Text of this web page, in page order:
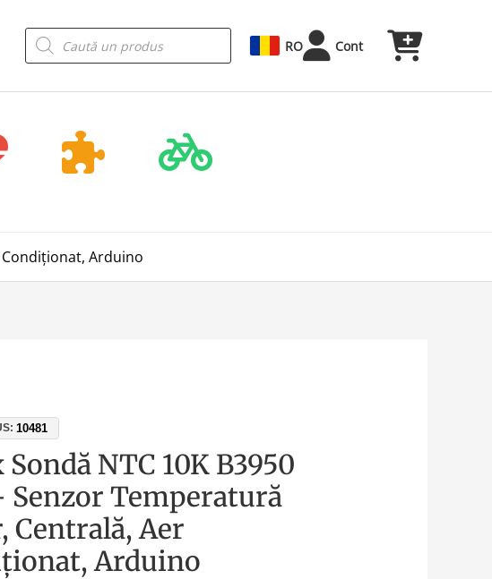
Products
search RO Cont
Condiționat, Arduino
10481
Sondă NTC 10K B3950
Senzor Temperatură
Centrală, Aer
Arduino